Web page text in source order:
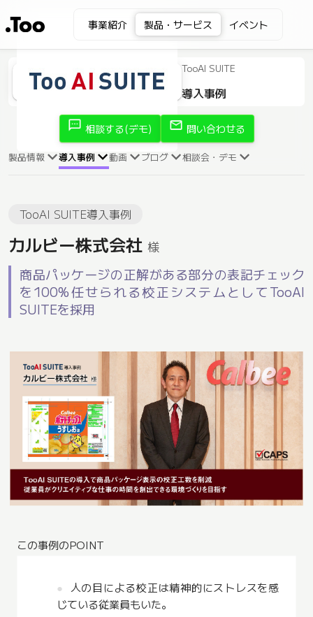
事業紹介 製品・サービス イベント
TooAI SUITE
導入事例
sms 相談する(デモ) mail 問い合わせる
製品情報 導入事例 動画 ブログ 相談会・デモ
TooAI SUITE導入事例
カルビー株式会社 様
商品パッケージの正解がある部分の表記チェック
を100%任せられる校正システムとしてTooAI
SUITEを採用
この事例のPOINT
人の目による校正は精神的にストレスを感
じている従業員もいた。